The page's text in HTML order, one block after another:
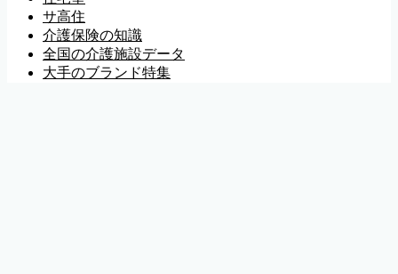
サ高住
介護保険の知識
全国の介護施設データ
大手のブランド特集